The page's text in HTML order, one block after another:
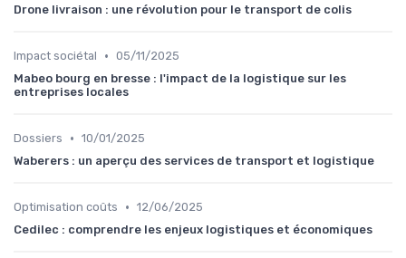
Drone livraison : une révolution pour le transport de colis
Impact sociétal • 05/11/2025
Mabeo bourg en bresse : l'impact de la logistique sur les
entreprises locales
Dossiers • 10/01/2025
Waberers : un aperçu des services de transport et logistique
Optimisation coûts • 12/06/2025
Cedilec : comprendre les enjeux logistiques et économiques